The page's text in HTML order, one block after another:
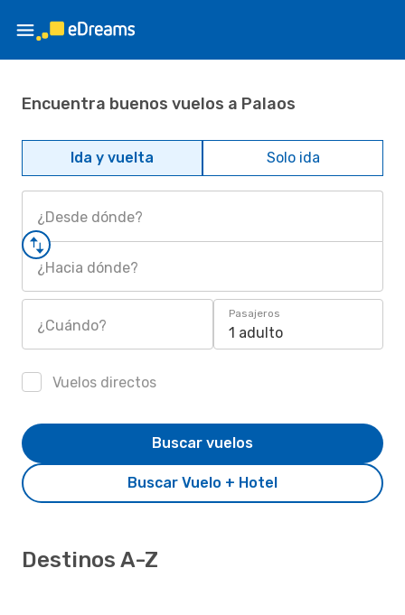
Encuentra buenos vuelos a Palaos
Ida y vuelta Solo ida
¿Desde dónde?
¿Hacia dónde?
¿Cuándo?
Pasajeros
1 adulto
Vuelos directos
Buscar Vuelo + Hotel
Buscar vuelos
Destinos A-Z